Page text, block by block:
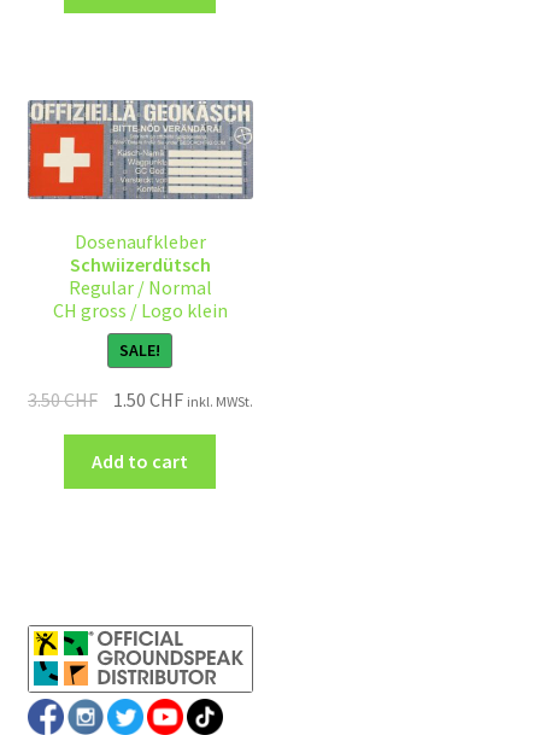
Dosenaufkleber
Schwiizerdütsch
Regular / Normal
CH gross / Logo klein
SALE!
3.50CHF 1.50 CHF inkl. MWSt.
Add to cart